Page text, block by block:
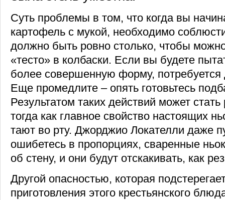
Суть проблемы в том, что когда вы
картофель с мукой, необходимо
должно быть ровно столько, чтобы
«тесто» в колбаски. Если вы будете
более совершенную форму,
Еще промедлите – опять готовьтесь
Результатом таких действий может стать
тогда как главное свойство настоящих
тают во рту. Джорджио Локателли даже
ошибетесь в пропорциях, сваренные
об стену, и они будут отскакивать, как
Другой опасностью, которая
приготовления этого крестьянского